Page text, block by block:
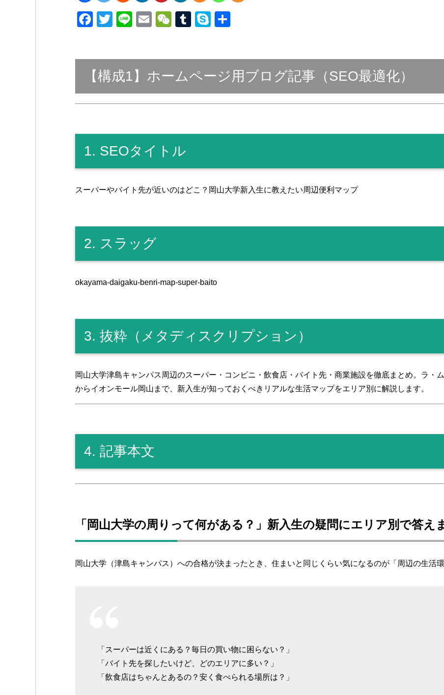
F
e
b
o
k
T
er
Li
E
W
at
T
bl
r
S
【構成1】ホームページ用ブログ記事（SEO最適化）
1. SEOタイトル
スーパーやバイト先が近いのはどこ？岡山大学新入生に教えたい周辺便利マップ
2. スラッグ
okayama-daigaku-benri-map-super-baito
3. 抜粋（メタディスクリプション）
岡山大学津島キャンパス周辺のスーパー・コンビニ・飲食店・バイト先・商業施設を徹底まとめ。ラ・
からイオンモール岡山まで、新入生が知っておくべきリアルな生活マップをエリア別に解説します。
4. 記事本文
「岡山大学の周りって何がある？」新入生の疑問にエリア別で答え
岡山大学（津島キャンパス）への合格が決まったとき、住まいと同じくらい気になるのが「周辺の生活
「スーパーは近くにある？毎日の買い物に困らない？」
「バイト先を探したいけど、どのエリアに多い？」
「飲食店はちゃんとあるの？安く食べられる場所は？」